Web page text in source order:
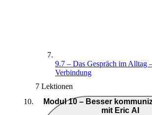
9.7 – Das Gespräch im Alltag
Verbindung
7 Lektionen
Modul 10 – Besser
mit Eric AI